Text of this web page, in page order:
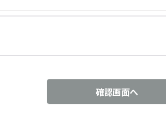
確認画面へ